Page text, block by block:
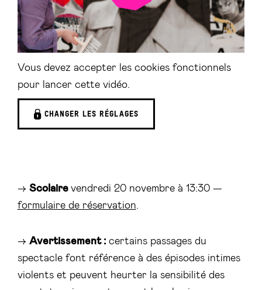
VIDÉO
Vous devez accepter les cookies fonctionnels
pour lancer cette vidéo.
CHANGER LES RÉGLAGES
→ Scolairevendredi 20 novembre à 13:30 —
formulaire de réservation
→ Avertissement :certains passages du
spectacle font référence à des épisodes intimes
violents et peuvent heurter la sensibilité des